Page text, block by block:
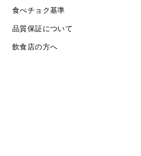
食べチョク基準
品質保証について
飲食店の方へ